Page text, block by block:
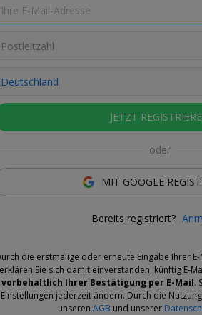
und City-Ticket
inklusive.
bis zu den Alpen:
für Bahnreisen in der 1. Klasse
an.
Person* buchen Sie das Paket mit der
Die Abfahrt ist bundesweit von jedem DB-
Recherche hat ergeben, dass Sie
der Einzelbuchung sparen.
JETZT
oder
MIT GOOGLE
Bereits registriert?
die erstmalige oder erneute Eingabe Ihrer
erklären Sie sich damit einverstanden, künftig E-
vorbehaltlich Ihrer Bestätigung per E-Mail.
Einstellungen jederzeit ändern. Durch die
unseren AGB und unserer